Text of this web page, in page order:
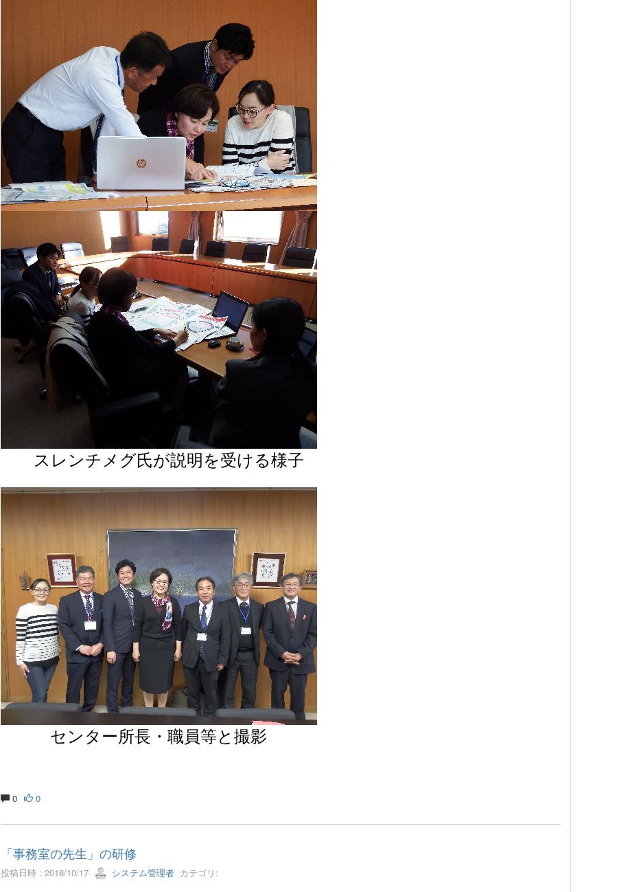
スレンチメグ氏が説明を受ける様子
センター所長・職員等と撮影
0 0
「事務室の先生」の研修
投稿日時 : 2018/10/17 システム管理者カテゴリ: